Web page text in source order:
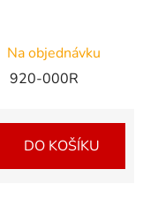
Na objednávku
920-000R
DO KOŠÍKU